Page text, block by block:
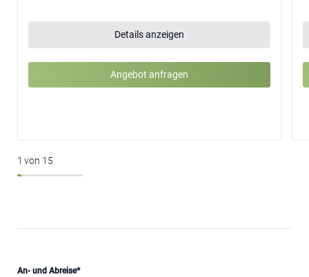
Details anzeigen
Angebot anfragen
1 von 15
An- und Abreise